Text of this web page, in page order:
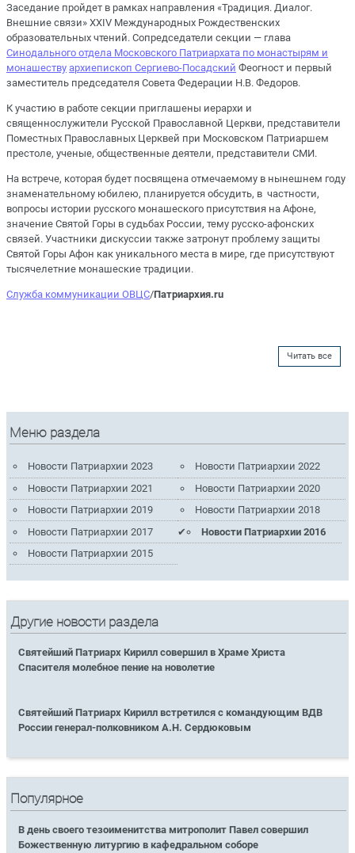
Заседание пройдет в рамках направления «Традиция. Диалог.
Внешние связи» XXIV Международных Рождественских
образовательных чтений. Сопредседатели секции — глава
Синодального отдела Московского Патриархата по монастырям и
монашеству архиепископ Сергиево-Посадский Феогност и первый
заместитель председателя Совета Федерации Н.В. Федоров.
К участию в работе секции приглашены иерархи и
священнослужители Русской Православной Церкви, представители
Поместных Православных Церквей при Московском Патриаршем
престоле, ученые, общественные деятели, представители СМИ.
На встрече, которая будет посвящена отмечаемому в нынешнем году
знаменательному юбилею, планируется обсудить, в частности,
вопросы истории русского монашеского присутствия на Афоне,
значение Святой Горы в судьбах России, тему русско-афонских
связей. Участники дискуссии также затронут проблему защиты
Святой Горы Афон как уникального места в мире, где присутствуют
тысячелетние монашеские традиции.
Служба коммуникации ОВЦС/Патриархия.ru
Читать все
Меню раздела
Новости Патриархии 2023
Новости Патриархии 2022
Новости Патриархии 2021
Новости Патриархии 2020
Новости Патриархии 2019
Новости Патриархии 2018
Новости Патриархии 2017
Новости Патриархии 2016
Новости Патриархии 2015
Другие новости раздела
Святейший Патриарх Кирилл совершил в Храме Христа
Спасителя молебное пение на новолетие
Святейший Патриарх Кирилл встретился с командующим ВДВ
России генерал-полковником А.Н. Сердюковым
Популярное
В день своего тезоименитства митрополит Павел совершил
Божественную литургию в кафедральном соборе